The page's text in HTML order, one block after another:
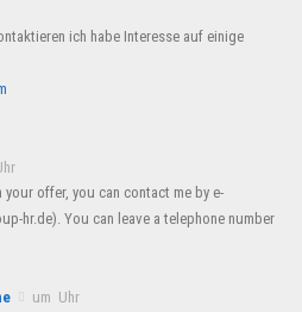
ich habe Interesse auf einige
your offer, you can contact me by e-
hr.de). You can leave a telephone number
um Uhr